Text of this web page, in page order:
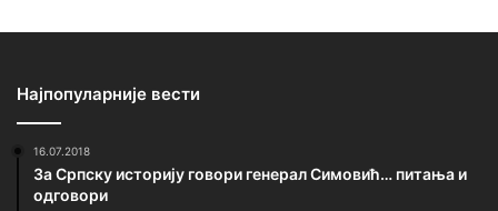
Најпопуларније вести
16.07.2018
За Српску историју говори генерал Симовић… питања и
одговори